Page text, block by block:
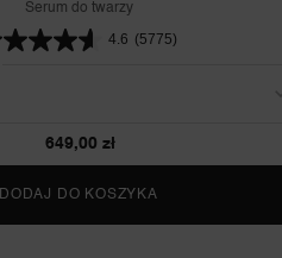
Serum do twarzy
4.6 (5775)
649,00 zł
DODAJ DO KOSZYKA